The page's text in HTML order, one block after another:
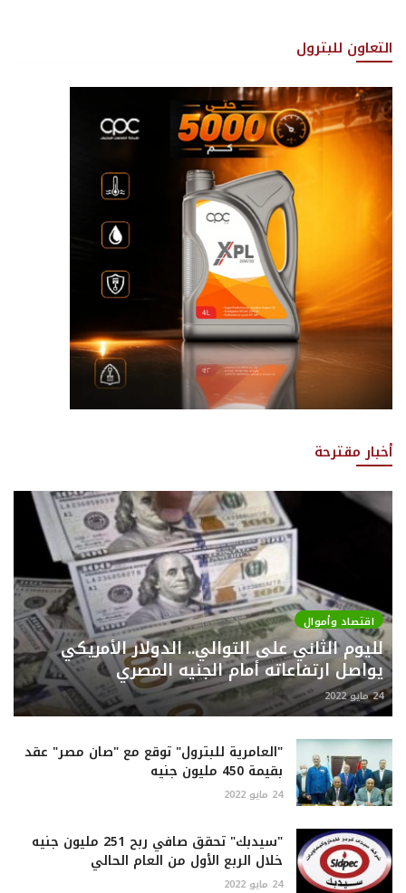
التعاون للبترول
أخبار مقترحة
اقتصاد وأموال
لليوم الثاني على التوالي.. الدولار الأمريكي
يواصل ارتفاعاته أمام الجنيه المصري
24 مايو 2022
"العامرية للبترول" توقع مع "صان مصر" عقد
بقيمة 450 مليون جنيه
24 مايو 2022
"سيدبك" تحقق صافي ربح 251 مليون جنيه
خلال الربع الأول من العام الحالي
24 مايو 2022